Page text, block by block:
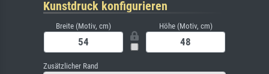
Kunstdruck konfigurieren
Breite (Motiv, cm) Höhe (Motiv, cm)
Zusätzlicher Rand